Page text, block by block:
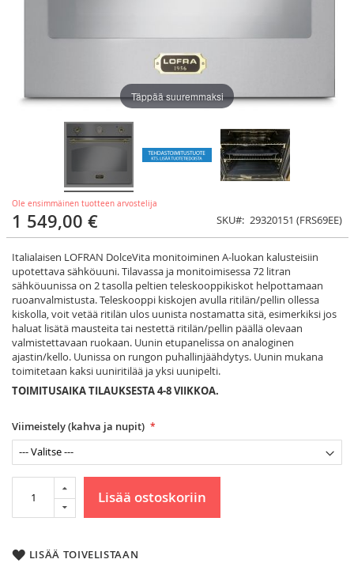
Ole ensimmäinen tuotteen arvostelija
1 549,00 € SKU 29320151 (FRS69EE)
Italialaisen LOFRAN DolceVita monitoiminen A-luokan kalusteisiin
upotettava sähköuuni. Tilavassa ja monitoimisessa 72 litran
sähköuunissa on 2 tasolla peltien teleskooppikiskot helpottamaan
ruoanvalmistusta. Teleskooppi kiskojen avulla ritilän/pellin ollessa
kiskolla, voit vetää ritilän ulos uunista nostamatta sitä, esimerkiksi jos
haluat lisätä mausteita tai nestettä ritilän/pellin päällä olevaan
valmistettavaan ruokaan. Uunin etupanelissa on analoginen
ajastin/kello. Uunissa on rungon puhallinjäähdytys. Uunin mukana
toimitetaan kaksi uuniritilää ja yksi uunipelti.
TOIMITUSAIKA TILAUKSESTA 4-8 VIIKKOA.
Viimeistely (kahva ja nupit)
Lisää ostoskoriin
LISÄÄ TOIVELISTAAN
Täppää suuremmaksi